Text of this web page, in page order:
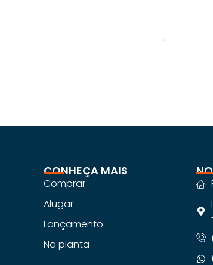
CONHEÇA MAIS
Comprar
Alugar
Lançamento
Na planta